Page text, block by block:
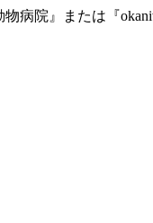
物病院』または『